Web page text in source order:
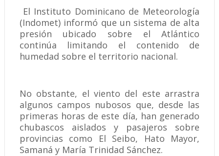
El Instituto Dominicano de Meteorología
(Indomet) informó que un sistema de alta
presión ubicado sobre el Atlántico
continúa limitando el contenido de
humedad sobre el territorio nacional.
No obstante, el viento del este arrastra
algunos campos nubosos que, desde las
primeras horas de este día, han generado
chubascos aislados y pasajeros sobre
provincias como El Seibo, Hato Mayor,
Samaná y María Trinidad Sánchez.